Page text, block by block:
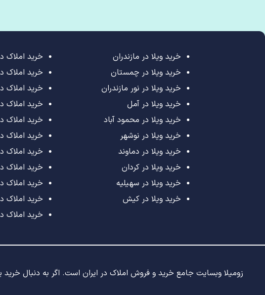
خرید ویلا در مازندران
خرید ویلا در چمستان
خرید ویلا در نور مازندران
خرید ویلا در آمل
خرید ویلا در محمود آباد
خرید ویلا در نوشهر
خرید ویلا در دماوند
خرید ویلا در کردان
خرید ویلا در سهیلیه
خرید ویلا در کیش
خرید املاک
خرید املاک
خرید املاک
خرید املاک
خرید املاک
خرید املاک
خرید املاک
خرید املاک
خرید املاک
خرید املاک
خرید املاک
زومیلا وبسایت جامع خرید و فروش املاک در ایران است. اگر به دنبال خرید